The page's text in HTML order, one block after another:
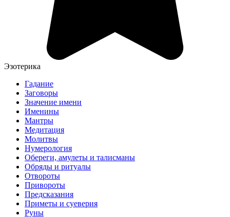
Эзотерика
Гадание
Заговоры
Значение имени
Именины
Мантры
Медитация
Молитвы
Нумерология
Обереги, амулеты и талисманы
Обряды и ритуалы
Отвороты
Привороты
Предсказания
Приметы и суеверия
Руны